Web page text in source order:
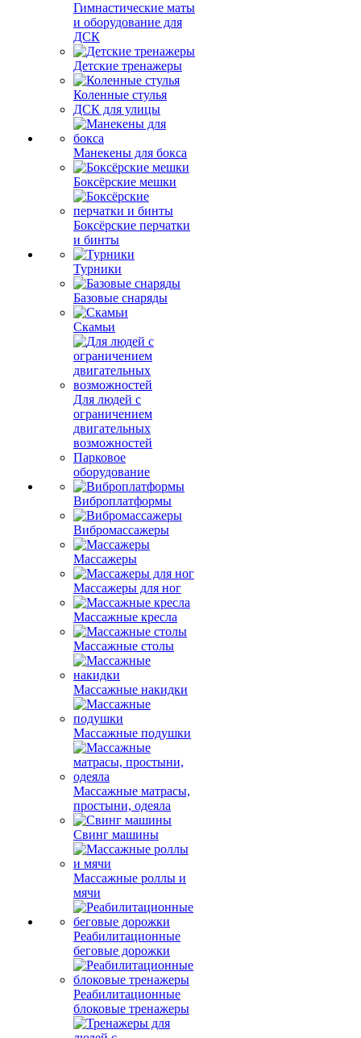
Гимнастические маты
и оборудование для
ДСК
Детские тренажеры
Коленные стулья
ДСК для улицы
Манекены для бокса
Боксёрские мешки
Боксёрские перчатки
и бинты
Турники
Базовые снаряды
Скамьи
Для людей с
ограничением
двигательных
возможностей
Парковое
оборудование
Виброплатформы
Вибромассажеры
Массажеры
Массажеры для ног
Массажные кресла
Массажные столы
Массажные накидки
Массажные подушки
Массажные матрасы,
простыни, одеяла
Свинг машины
Массажные роллы и
мячи
Реабилитационные
беговые дорожки
Реабилитационные
блоковые тренажеры